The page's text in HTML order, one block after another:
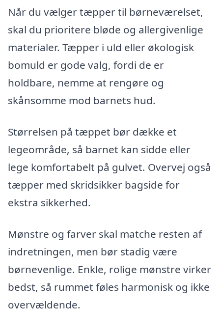
Når du vælger tæpper til børneværelset,
skal du prioritere bløde og allergivenlige
materialer. Tæpper i uld eller økologisk
bomuld er gode valg, fordi de er
holdbare, nemme at rengøre og
skånsomme mod barnets hud.
Størrelsen på tæppet bør dække et
legeområde, så barnet kan sidde eller
lege komfortabelt på gulvet. Overvej også
tæpper med skridsikker bagside for
ekstra sikkerhed.
Mønstre og farver skal matche resten af
indretningen, men bør stadig være
børnevenlige. Enkle, rolige mønstre virker
bedst, så rummet føles harmonisk og ikke
overvældende.